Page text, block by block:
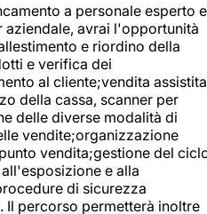
a personale esperto e
avrai l'opportunità
e riordino della
e verifica dei
al cliente;vendita assistita
della cassa, scanner per
delle diverse modalità di
vendite;organizzazione
vendita;gestione del
e alla
di sicurezza
percorso permetterà inoltre